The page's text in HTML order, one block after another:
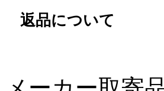
返品について